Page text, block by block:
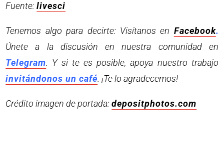
Fuente:livesci
Tenemos algo para decirte: Visítanos en Facebook.
Únete a la discusión en nuestra comunidad en
Telegram. Y si te es posible, apoya nuestro trabajo
invitándonos un café. ¡Te lo agradecemos!
Crédito imagen de portada:depositphotos.com